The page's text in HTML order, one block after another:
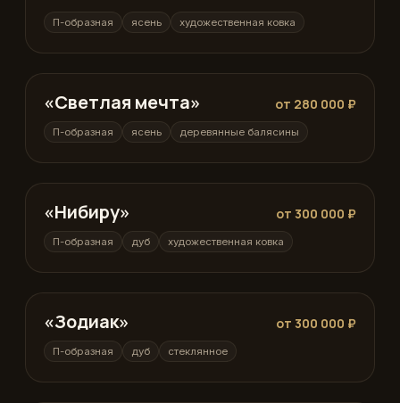
П-образная ясень художественная ковка
П-образная
«Светлая мечта» от 280 000 ₽
П-образная ясень деревянные балясины
П-образная
«Нибиру» от 300 000 ₽
П-образная дуб художественная ковка
П-образная
«Зодиак» от 300 000 ₽
П-образная дуб стеклянное